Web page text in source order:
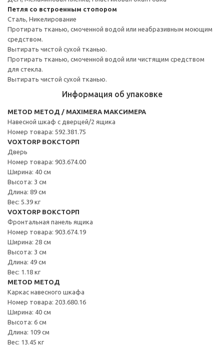
Петля со встроенным стопором
Сталь, Никелирование
Протирать тканью, смоченной водой или неабразивным моющим
средством.
Вытирать чистой сухой тканью.
Протирать тканью, смоченной водой или чистящим средством
для стекла.
Вытирать чистой сухой тканью.
Информация об упаковке
METOD МЕТОД / MAXIMERA МАКСИМЕРА
Навесной шкаф с дверцей/2 ящика
Номер товара: 592.381.75
VOXTORP ВОКСТОРП
Дверь
Номер товара: 903.674.00
Ширина: 40 см
Высота: 3 см
Длина: 89 см
Вес: 5.39 кг
VOXTORP ВОКСТОРП
Фронтальная панель ящика
Номер товара: 903.674.19
Ширина: 28 см
Высота: 3 см
Длина: 49 см
Вес: 1.18 кг
METOD МЕТОД
Каркас навесного шкафа
Номер товара: 203.680.16
Ширина: 40 см
Высота: 6 см
Длина: 109 см
Вес: 13.45 кг